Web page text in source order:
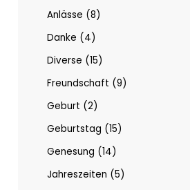
Anlässe
8
Danke
4
Diverse
15
Freundschaft
9
Geburt
2
Geburtstag
15
Genesung
14
Jahreszeiten
5